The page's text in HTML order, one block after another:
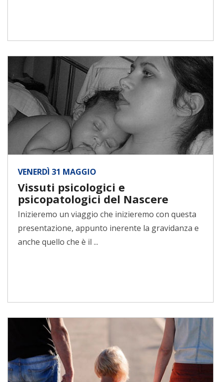
VENERDÌ 31 MAGGIO
Vissuti psicologici e
psicopatologici del Nascere
Inizieremo un viaggio che inizieremo con questa
presentazione, appunto inerente la gravidanza e
anche quello che è il ...